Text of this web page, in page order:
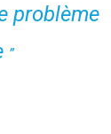
problème